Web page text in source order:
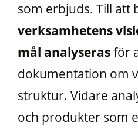
som erbjuds. Till att
verksamhetens
mål analyserasför
dokumentation om
struktur. Vidare
och produkter som